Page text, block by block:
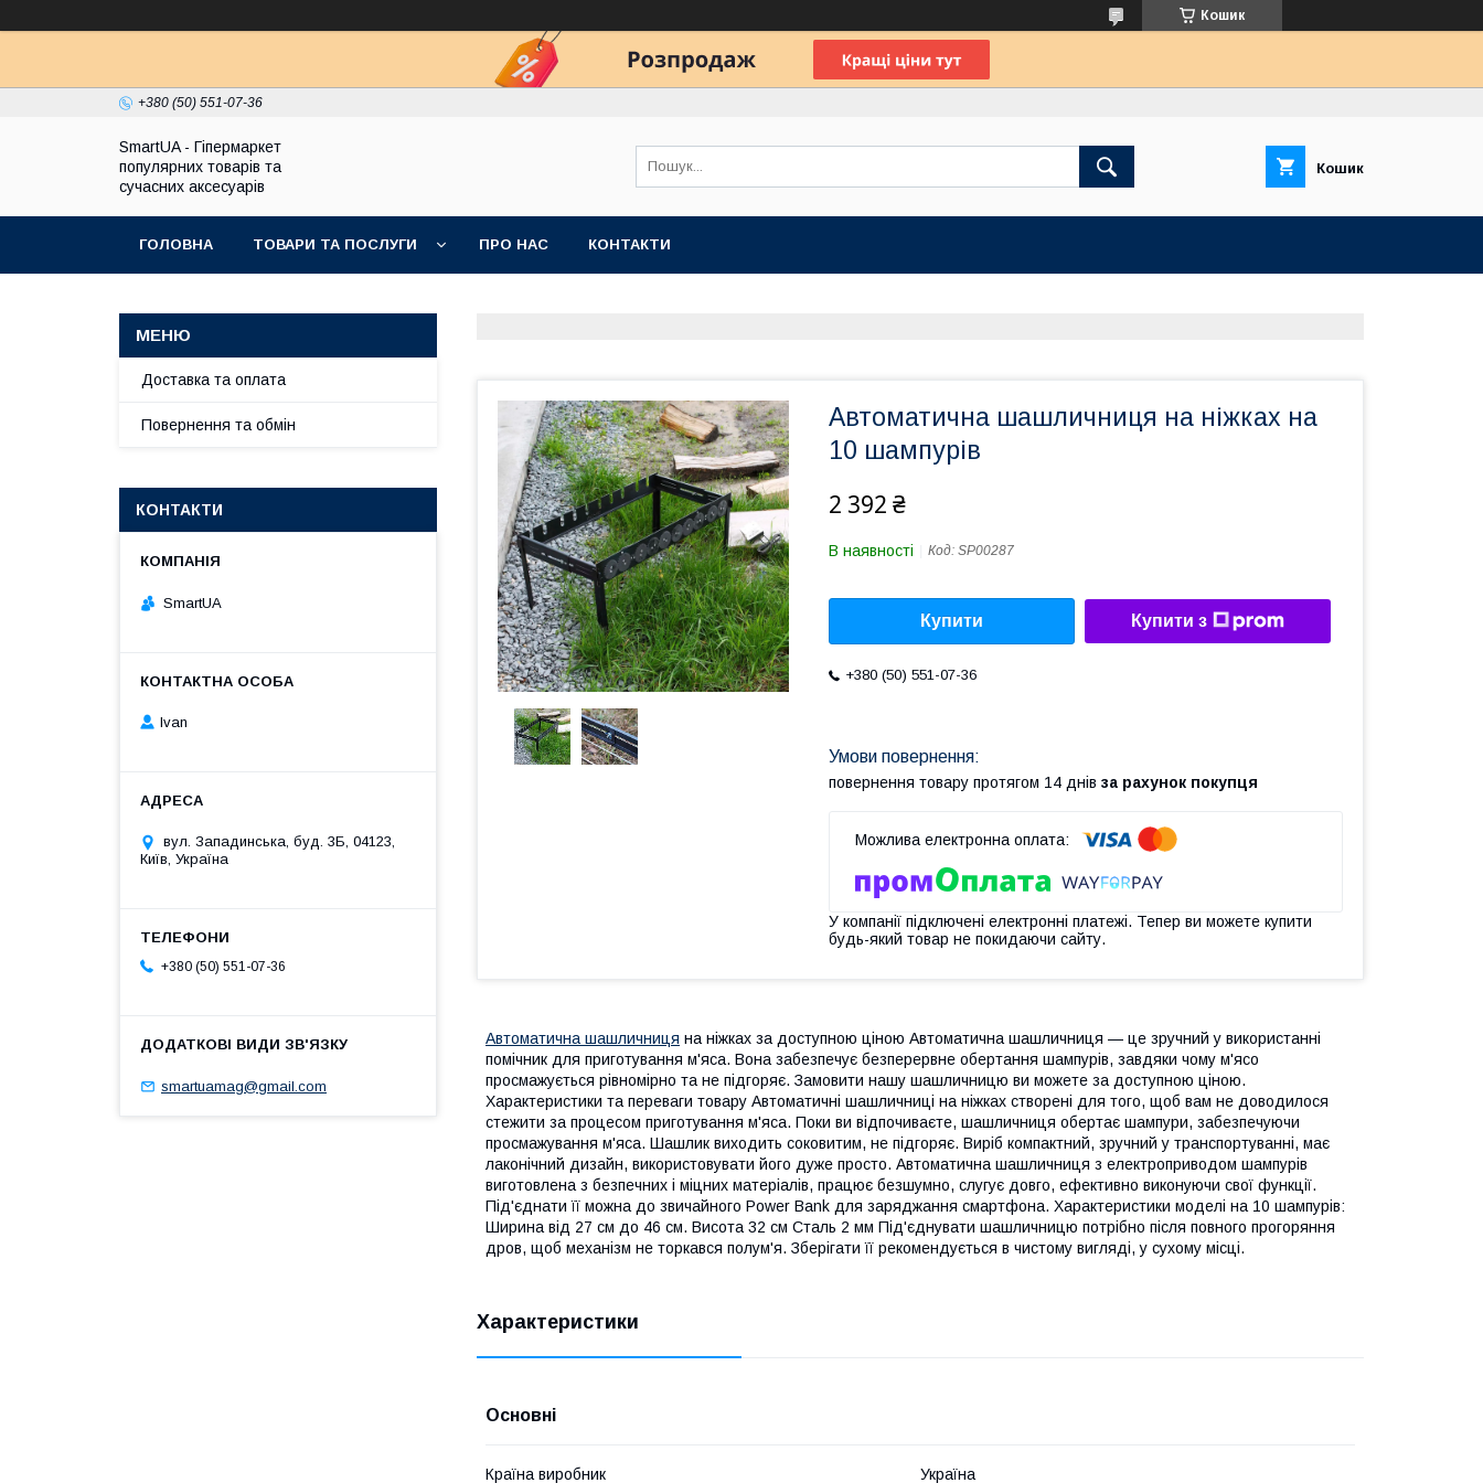
Кошик
+380 (50) 551-07-36
SmartUA - Гіпермаркет
популярних товарів та
сучасних аксесуарів
Кошик
ГОЛОВНА ТОВАРИ ТА ПОСЛУГИ ПРО НАС КОНТАКТИ
Автоматична шашличниця на ніжках на
10 шампурів
2 392 ₴
В наявності Код: SP00287
Купити Купити з
+380 (50) 551-07-36
повернення товару протягом 14 днів за рахунок покупця
У компанії підключені електронні платежі. Тепер ви можете купити
будь-який товар не покидаючи сайту.
Автоматична шашличниця на ніжках за доступною ціною Автоматична шашличниця — це зручний у використанні
помічник для приготування м'яса. Вона забезпечує безперервне обертання шампурів, завдяки чому м'ясо
просмажується рівномірно та не підгоряє. Замовити нашу шашличницю ви можете за доступною ціною.
Характеристики та переваги товару Автоматичні шашличниці на ніжках створені для того, щоб вам не доводилося
стежити за процесом приготування м'яса. Поки ви відпочиваєте, шашличниця обертає шампури, забезпечуючи
просмажування м'яса. Шашлик виходить соковитим, не підгоряє. Виріб компактний, зручний у транспортуванні, має
лаконічний дизайн, використовувати його дуже просто. Автоматична шашличниця з електроприводом шампурів
виготовлена з безпечних і міцних матеріалів, працює безшумно, слугує довго, ефективно виконуючи свої функції.
Під'єднати її можна до звичайного Power Bank для заряджання смартфона. Характеристики моделі на 10 шампурів:
Ширина від 27 см до 46 см. Висота 32 см Сталь 2 мм Під'єднувати шашличницю потрібно після повного прогоряння
дров, щоб механізм не торкався полум'я. Зберігати її рекомендується в чистому вигляді, у сухому місці.
Характеристики
Основні
Країна виробник Україна
Доставка та оплата
Повернення та обмін
КОНТАКТИ
SmartUA
Ivan
вул. Западинська, буд. 3Б, 04123,
Київ, Україна
+380 (50) 551-07-36
smartuamag@gmail.com